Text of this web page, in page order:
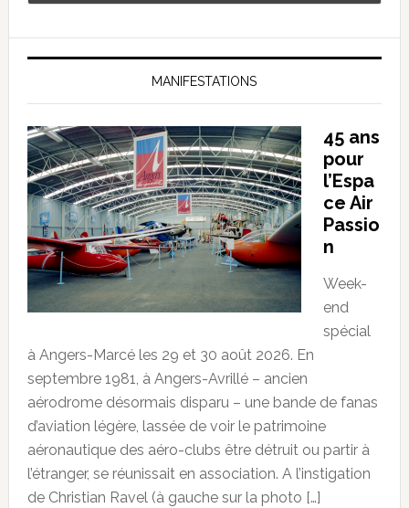
MANIFESTATIONS
45 ans
pour
l’Espa
ce Air
Passio
n
Week-
end
spécial
à Angers-Marcé les 29 et 30 août 2026. En
septembre 1981, à Angers-Avrillé – ancien
aérodrome désormais disparu – une bande de fanas
d’aviation légère, lassée de voir le patrimoine
aéronautique des aéro-clubs être détruit ou partir à
l’étranger, se réunissait en association. A l’instigation
de Christian Ravel (à gauche sur la photo […]